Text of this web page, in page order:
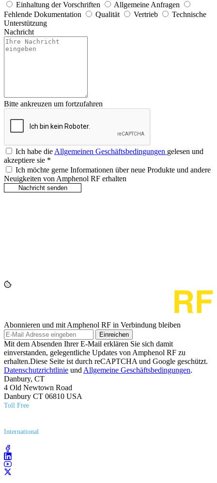
Einhaltung der Vorschriften
Allgemeine Anfragen
Fehlende Dokumentation
Qualität Vertrieb
Technische
Unterstützung
Nachricht
Bitte ankreuzen um fortzufahren
Ich habe dieAllgemeinen Geschäftsbedingungen gelesen und
akzeptiere sie *
Ich möchte gerne Informationen über neue Produkte und andere
Neuigkeiten von Amphenol RF erhalten
Abonnieren und mit Amphenol RF in Verbindung bleiben
Einreichen
Mit dem Absenden Ihrer E-Mail erklären Sie sich damit
einverstanden, gelegentliche Updates von Amphenol RF zu
erhalten.Diese Seite ist durch reCAPTCHA und Google geschützt.
Datenschutzrichtlinie und Allgemeine Geschäftsbedingungen.
Danbury, CT
4 Old Newtown Road
Danbury CT 06810 USA
Toll Free
International